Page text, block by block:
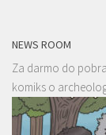
NEWS ROOM
Za darmo do
komiks o